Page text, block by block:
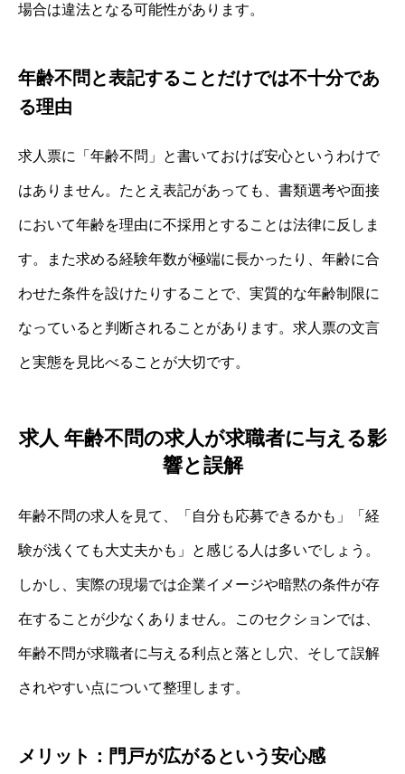
場合は違法となる可能性があります。
年齢不問と表記することだけでは不十分であ
る理由
求人票に「年齢不問」と書いておけば安心というわけで
はありません。たとえ表記があっても、書類選考や面接
において年齢を理由に不採用とすることは法律に反しま
す。また求める経験年数が極端に長かったり、年齢に合
わせた条件を設けたりすることで、実質的な年齢制限に
なっていると判断されることがあります。求人票の文言
と実態を見比べることが大切です。
求人 年齢不問の求人が求職者に与える影
響と誤解
年齢不問の求人を見て、「自分も応募できるかも」「経
験が浅くても大丈夫かも」と感じる人は多いでしょう。
しかし、実際の現場では企業イメージや暗黙の条件が存
在することが少なくありません。このセクションでは、
年齢不問が求職者に与える利点と落とし穴、そして誤解
されやすい点について整理します。
メリット：門戸が広がるという安心感